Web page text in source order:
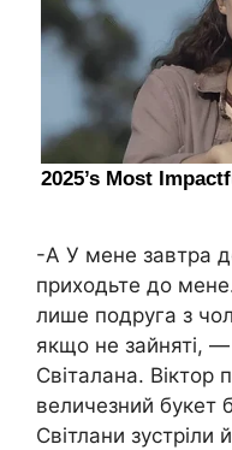
-А У мене завтра
приходьте до
лише подруга з
якщо не зайняті, —
Світалана. Віктор
величезний букет
Світлани зустріли